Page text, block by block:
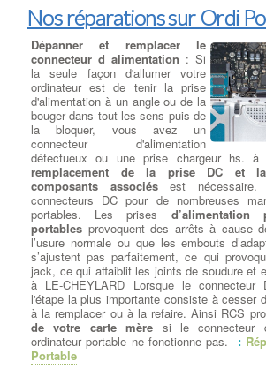
Conficker : Lancé en 2008, Conficker était
qui se propageait rapidement en exploitant
dans les systèmes Windows. Il pouvait
complet des ordinateurs infectés.
Zeus (Zbot) : C'était un cheval de Troie
qui visait principalement à voler des
telles que les identifiants bancaires et les
Stuxnet : Découvert en 2010, Stuxnet était
sophistiqué conçu pour cibler les
industriels, en particulier ceux liés au
iranien. Il est considéré comme l'une des
cybernétiques déployées pour attaquer
critiques.
Cryptolocker : C'était un ransomware qui a
en 2013. Il chiffrait les fichiers des
rançon pour les décrypter.
Mirai : Apparu en 2016, Mirai était un
botnet qui infectait principalement les objets
les recruter dans un réseau de bots, qui
utilisé pour lancer des attaques DDoS
Emotet : C'était un cheval de Troie
devenir l'un des malwares les plus
pouvait être utilisé pour voler des
malwares et lancer des attaques de phishing.
Il est important de noter que de
peuvent apparaître à tout moment, et la
Nos réparations sur Ordi
Dépanner et remplacer le
connecteur d alimentation : Si
la seule façon d'allumer votre
ordinateur est de tenir la prise
d'alimentation à un angle ou de la
bouger dans tout les sens puis de
la bloquer, vous avez un
connecteur d'alimentation
défectueux ou une prise chargeur hs. à
remplacement de la prise DC et
composants associésest nécessaire.
connecteurs DC pour de nombreuses
portables. Les prises d’alimentation
portables provoquent des arrêts à cause
l’usure normale ou que les embouts
s’ajustent pas parfaitement, ce qui
jack, ce qui affaiblit les joints de soudure et
à LE-CHEYLARD Lorsque le connecteur
l'étape la plus importante consiste à cesser
à la remplacer ou à la refaire. Ainsi RCS
de votre carte mère si le connecteur
ordinateur portable ne fonctionne pas. :
Portable